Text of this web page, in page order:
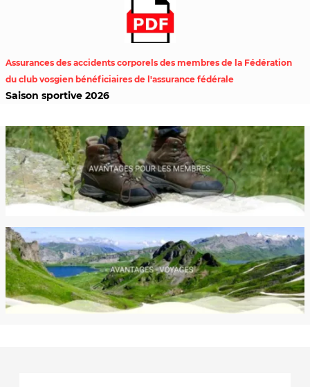
Assurances des accidents corporels des membres de la Fédération
du club vosgien bénéficiaires de l'assurance fédérale
Saison sportive 2026